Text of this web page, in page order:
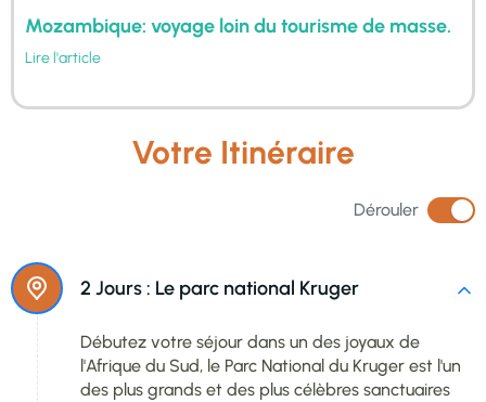
Mozambique: voyage loin du tourisme de masse.
Lire l'article
Votre Itinéraire
Dérouler
2 Jours : Le parc national Kruger
Débutez votre séjour dans un des joyaux de
l'Afrique du Sud, le Parc National du Kruger est l'un
des plus grands et des plus célèbres sanctuaires